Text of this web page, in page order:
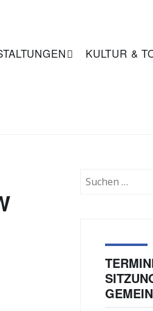
KULTUR &
nach: